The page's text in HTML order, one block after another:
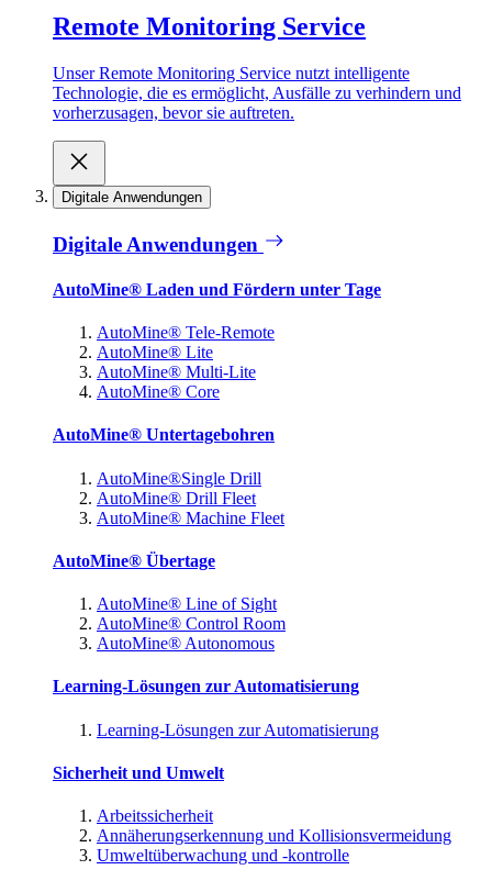
Remote Monitoring Service
Unser Remote Monitoring Service nutzt intelligente
Technologie, die es ermöglicht, Ausfälle zu verhindern und
vorherzusagen, bevor sie auftreten.
Digitale Anwendungen
Digitale Anwendungen
AutoMine® Laden und Fördern unter Tage
AutoMine® Tele-Remote
AutoMine® Lite
AutoMine® Multi-Lite
AutoMine® Core
AutoMine® Untertagebohren
AutoMine®Single Drill
AutoMine® Drill Fleet
AutoMine® Machine Fleet
AutoMine® Übertage
AutoMine® Line of Sight
AutoMine® Control Room
AutoMine® Autonomous
Learning-Lösungen zur Automatisierung
Learning-Lösungen zur Automatisierung
Sicherheit und Umwelt
Arbeitssicherheit
Annäherungserkennung und Kollisionsvermeidung
Umweltüberwachung und -kontrolle